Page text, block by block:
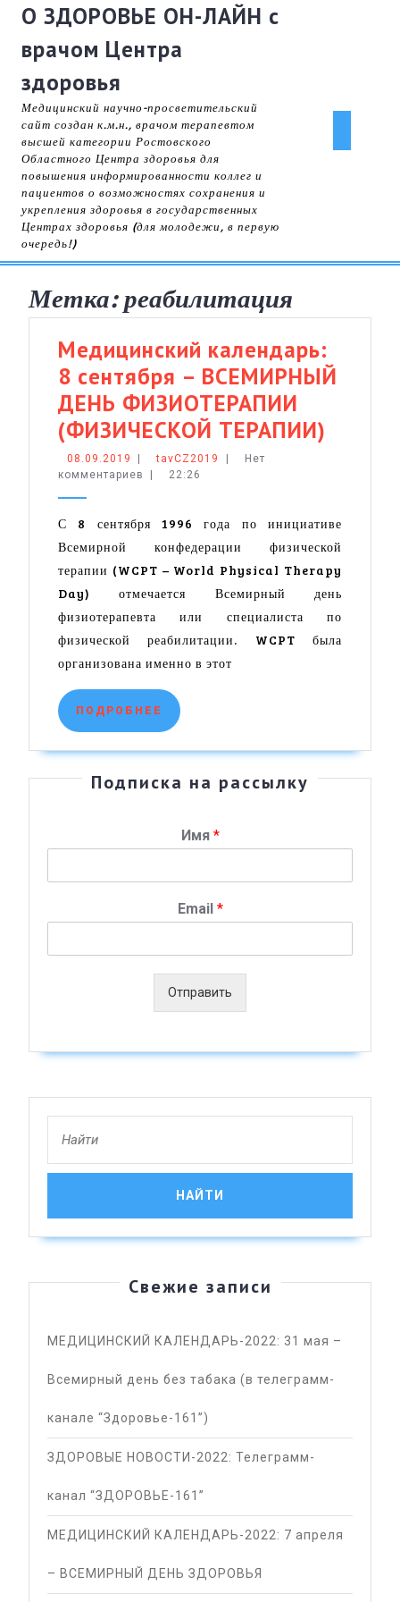
content
О ЗДОРОВЬЕ ОН-ЛАЙН с
врачом Центра
здоровья
Медицинский научно-просветительский
сайт создан к.м.н., врачом терапевтом
высшей категории Ростовского
Областного Центра здоровья для
повышения информированности коллег и
пациентов о возможностях сохранения и
укрепления здоровья в государственных
Центрах здоровья (для молодежи, в первую
очередь!)
Метка:реабилитация
Медицинский календарь:
8 сентября – ВСЕМИРНЫЙ
ДЕНЬ ФИЗИОТЕРАПИИ
(ФИЗИЧЕСКОЙ ТЕРАПИИ)
–
ДЕНЬ
08.09.2019 08.09.2019
| tavCZ2019 tavCZ2019
|
Нет
комментариев
| 22:26
С 8 сентября 1996 года по инициативе
Всемирной конфедерации физической
терапии (WCPT – World Physical Therapy
Day) отмечается Всемирный день
физиотерапевта или специалиста по
физической реабилитации. WCPT была
организована именно в этот
ПОДРОБНЕЕ ПОДРОБНЕЕ
Подписка на рассылку
Имя *
Email *
Отправить
for:
Свежие записи
МЕДИЦИНСКИЙ КАЛЕНДАРЬ-2022: 31 мая –
Всемирный день без табака (в телеграмм-
канале “Здоровье-161”)
ЗДОРОВЫЕ НОВОСТИ-2022: Телеграмм-
канал “ЗДОРОВЬЕ-161”
МЕДИЦИНСКИЙ КАЛЕНДАРЬ-2022: 7 апреля
– ВСЕМИРНЫЙ ДЕНЬ ЗДОРОВЬЯ